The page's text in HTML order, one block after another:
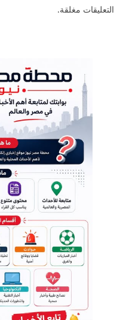
التعليقات مغلقة.